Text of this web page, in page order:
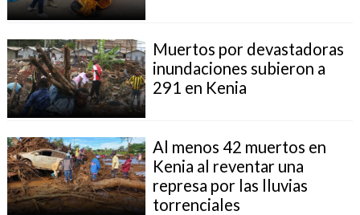
Muertos por devastadoras
inundaciones subieron a
291 en Kenia
Al menos 42 muertos en
Kenia al reventar una
represa por las lluvias
torrenciales